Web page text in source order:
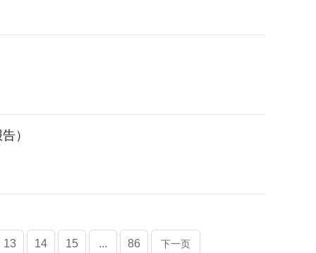
）
13 14 15 ... 86 下一页